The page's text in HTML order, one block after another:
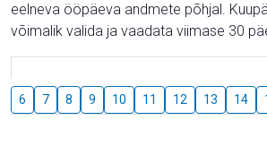
eelneva ööpäeva andmete põhjal.
võimalik valida ja vaadata viimase 30
6 7 8 9 10 11 12 13 14